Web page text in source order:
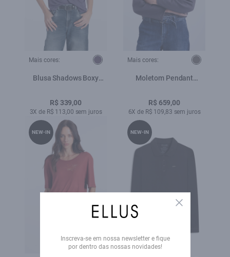
Mais cores:
Blusa Shadows Boxy
R$ 339,00
3X de R$ 113,00 sem juros
Mais cores:
Moletom Pendant
R$ 659,00
6X de R$ 109,83 sem juros
NEW-IN NEW-IN
Close
Inscreva-se em nossa newsletter e fique
por dentro das nossas novidades!